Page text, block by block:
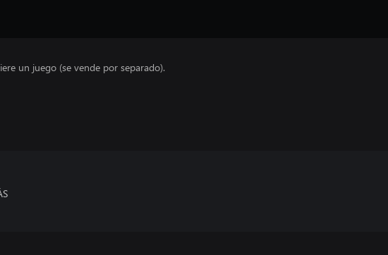
un juego (se vende por separado).